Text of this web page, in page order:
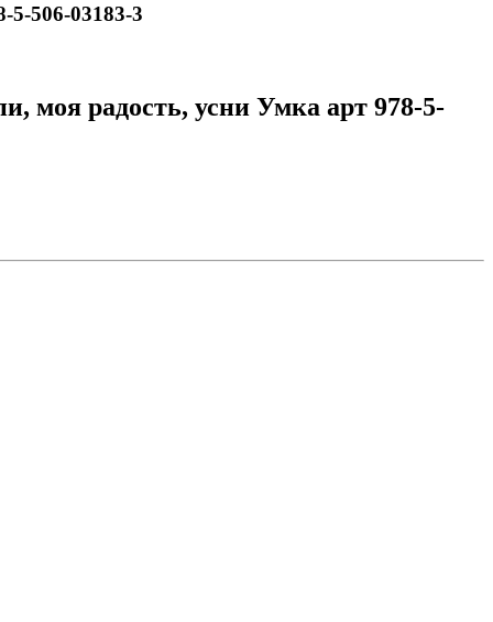
5-506-03183-3
моя радость, усни Умка арт 978-5-